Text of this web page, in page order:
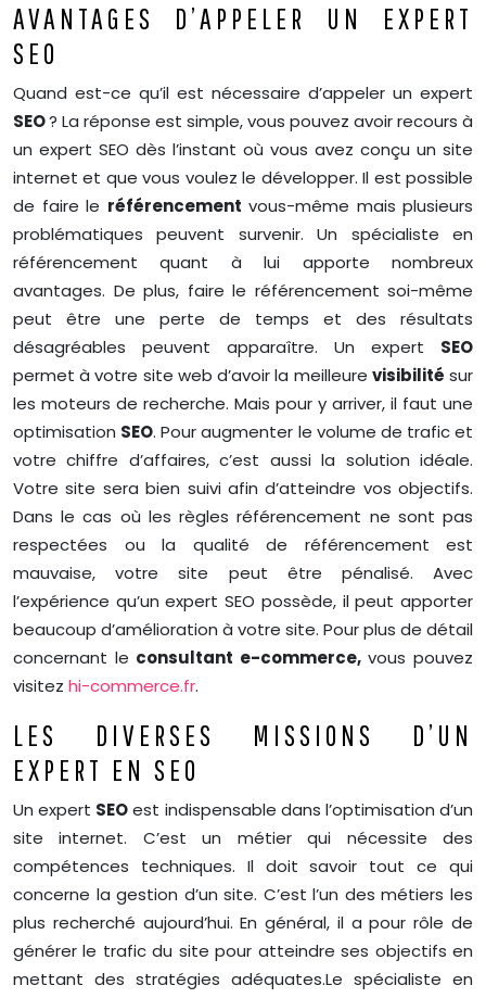
AVANTAGES D’APPELER UN EXPERT
SEO
Quand est-ce qu’il est nécessaire d’appeler un expert
SEO? La réponse est simple, vous pouvez avoir recours à
un expert SEO dès l’instant où vous avez conçu un site
internet et que vous voulez le développer. Il est possible
de faire le référencement vous-même mais plusieurs
problématiques peuvent survenir. Un spécialiste en
référencement quant à lui apporte nombreux
avantages. De plus, faire le référencement soi-même
peut être une perte de temps et des résultats
désagréables peuvent apparaître. Un expert SEO
permet à votre site web d’avoir la meilleure visibilité sur
les moteurs de recherche. Mais pour y arriver, il faut une
optimisation SEO. Pour augmenter le volume de trafic et
votre chiffre d’affaires, c’est aussi la solution idéale.
Votre site sera bien suivi afin d’atteindre vos objectifs.
Dans le cas où les règles référencement ne sont pas
respectées ou la qualité de référencement est
mauvaise, votre site peut être pénalisé. Avec
l’expérience qu’un expert SEO possède, il peut apporter
beaucoup d’amélioration à votre site. Pour plus de détail
concernant le consultant e-commerce,vous pouvez
visitez hi-commerce.fr.
LES DIVERSES MISSIONS D’UN
EXPERT EN SEO
Un expert SEOest indispensable dans l’optimisation d’un
site internet. C’est un métier qui nécessite des
compétences techniques. Il doit savoir tout ce qui
concerne la gestion d’un site. C’est l’un des métiers les
plus recherché aujourd’hui. En général, il a pour rôle de
générer le trafic du site pour atteindre ses objectifs en
mettant des stratégies adéquates.Le spécialiste en